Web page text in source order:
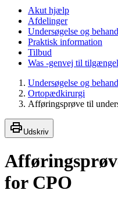
Akut hjælp
Afdelinger
Undersøgelse og
Praktisk information
Tilbud
Was -genvej til
Undersøgelse og
Ortopædkirurgi
Afføringsprøve til
Udskriv
for CPO